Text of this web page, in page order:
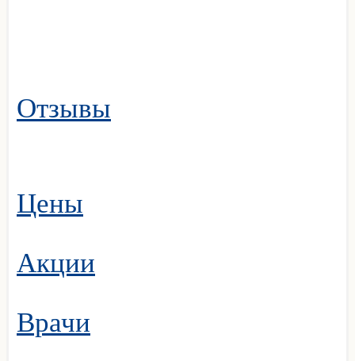
Отзывы
Цены
Акции
Врачи